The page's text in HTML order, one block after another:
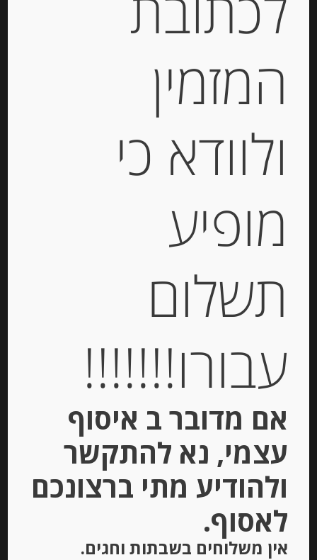
תרסיס חומץ יין אדום מיושן לתיבול
₪
המזמין
ולוודא כי
מופיע
תשלום
עבורו!!!!!!!
אם מדובר ב איסוף
עצמי, נא להתקשר
ולהודיע מתי ברצונכם
לאסוף.
אין משלוחים בשבתות וחגים.